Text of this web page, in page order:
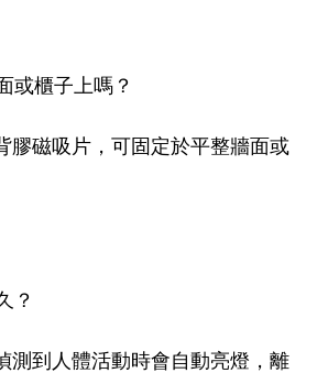
或櫃子上嗎？
膠磁吸片，可固定於平整牆面或
？
測到人體活動時會自動亮燈，離